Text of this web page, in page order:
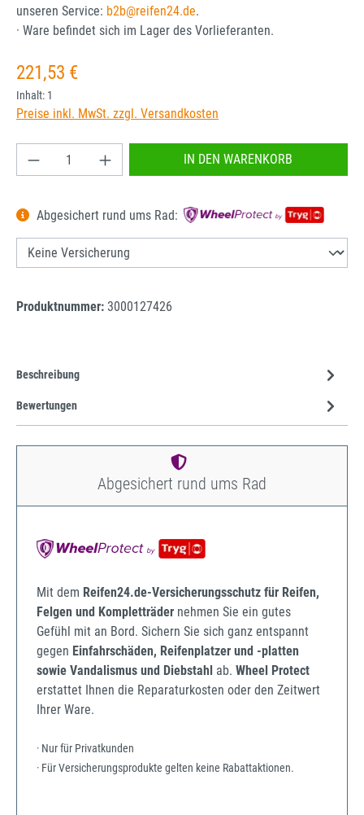
unseren Service: b2b@reifen24.de.
· Ware befindet sich im Lager des Vorlieferanten.
Regulärer Preis:
221,53 €
Inhalt: 1
Preise inkl. MwSt. zzgl. Versandkosten
Produkt Anzahl: Gib den gewünschten Wert
IN DEN WARENKORB
Abgesichert rund ums Rad:
Produktnummer: 3000127426
Beschreibung
Bewertungen
Abgesichert rund ums Rad
Mit dem Reifen24.de-Versicherungsschutz für Reifen,
Felgen und Kompletträder nehmen Sie ein gutes
Gefühl mit an Bord. Sichern Sie sich ganz entspannt
gegen Einfahrschäden, Reifenplatzer und -platten
sowie Vandalismus und Diebstahl ab. Wheel Protect
erstattet Ihnen die Reparaturkosten oder den Zeitwert
Ihrer Ware.
· Nur für Privatkunden
· Für Versicherungsprodukte gelten keine Rabattaktionen.